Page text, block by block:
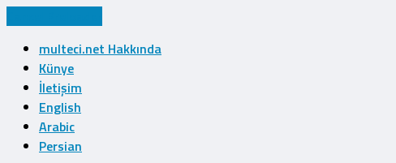
multeci.net Hakkında
Künye
İletişim
English
Arabic
Persian